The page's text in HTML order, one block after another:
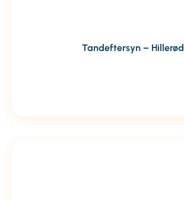
Tandeftersyn – Hillerød